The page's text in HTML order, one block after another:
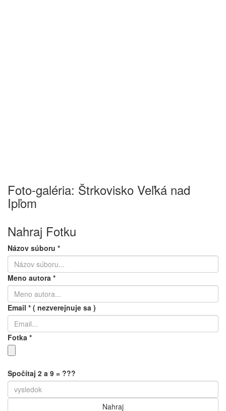
Foto-galéria: Štrkovisko Veľká nad
Ipľom
Nahraj Fotku
Názov súboru *
Meno autora *
Email * ( nezverejnuje sa )
Fotka *
Spočítaj 2 a 9 = ???